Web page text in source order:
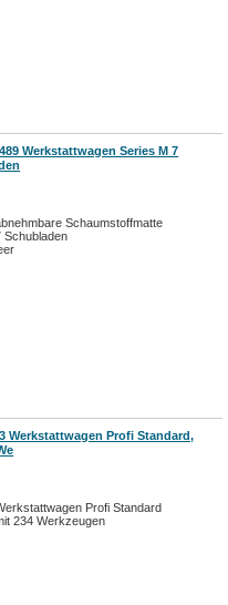
Werkstattwagen Series M 7
Schaumstoffmatte
Schubladen
Werkstattwagen Profi Standard,
Profi Standard
234 Werkzeugen